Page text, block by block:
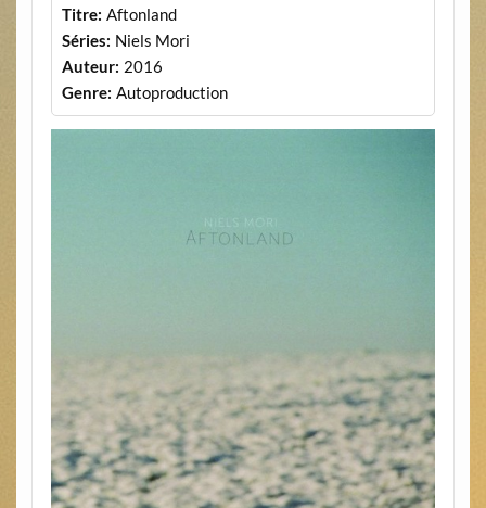
Titre: Aftonland
Séries: Niels Mori
Auteur: 2016
Genre: Autoproduction